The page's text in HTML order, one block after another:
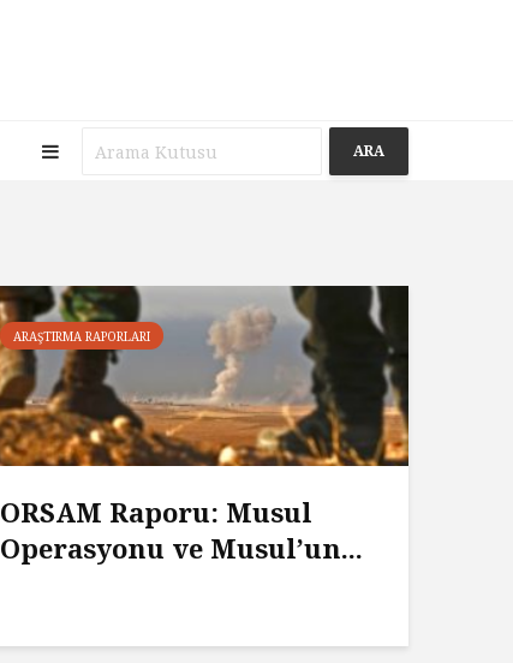
ARA
ARAŞTIRMA RAPORLARI
ORSAM Raporu: Musul
Operasyonu ve Musul’un...